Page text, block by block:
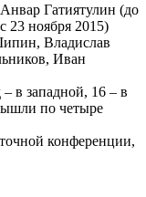
Анвар Гатиятулин (до
23 ноября 2015)
Владислав
Иван
в западной, 16 – в
по четыре
конференции,